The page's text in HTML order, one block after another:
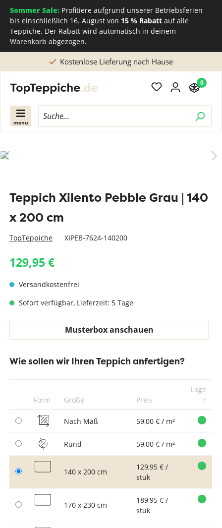
Sommer Sale: Profitiere aufgrund unserer Betriebsferien
bis einschließlich 16. August von 15 % Rabatt auf alle
Teppiche. Der Rabatt wird automatisch in deinem
Warenkorb abgezogen.
Kostenlose Lieferung nach Hause
menu
0
Teppich Xilento Pebble Grau | 140
x 200 cm
TopTeppiche XIPEB-7624-140200
129,95 €
Versandkostenfrei
Sofort verfügbar, Lieferzeit: 5 Tage
Musterbox anschauen
Wie sollen wir Ihren Teppich anfertigen?
Form Größe Preis
Lage
r
Nach Maß 59,00 € / m²
Rund 59,00 € / m²
140 x 200 cm
129,95 € /
stuk
170 x 230 cm
189,95 € /
stuk